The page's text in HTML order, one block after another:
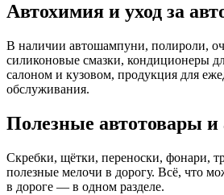
Автохимия и уход за
В наличии автошампуни, полироли,
силиконовые смазки, кондиционеры
салоном и кузовом, продукция для
обслуживания.
Полезные автотовары и
Скребки, щётки, переноски, фонари,
полезные мелочи в дорогу. Всё, что
в дороге — в одном разделе.